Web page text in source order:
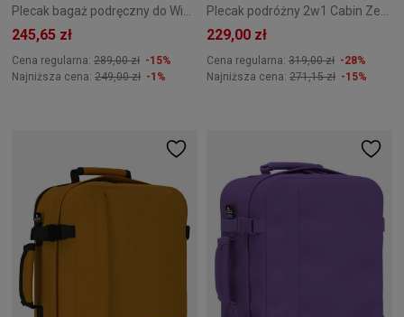
245,65 zł
Cena regularna: 289,00 zł -15%
Najniższa cena: 249,00 zł -1%
229,00 zł
Cena regularna: 319,00 zł -28%
Najniższa cena: 271,15 zł -15%